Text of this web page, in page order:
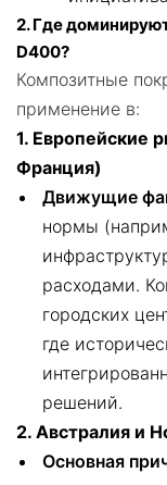
2. Где
D400?
Композитные
применение в:
1. Европейские
Франция)
Движущие
нормы
расходами.
городских
где
решений.
2. Австралия и
Основная